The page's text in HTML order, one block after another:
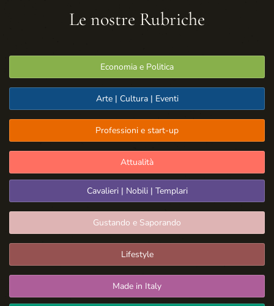
Le nostre Rubriche
Economia e Politica
Arte | Cultura | Eventi
Professioni e start-up
Attualità
Cavalieri | Nobili | Templari
Gustando e Saporando
Lifestyle
Made in Italy